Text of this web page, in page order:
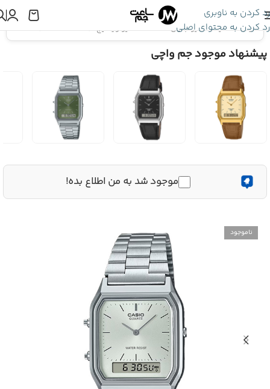
رد کردن به ناوبری
رد کردن به محتوای اصلی
اینجا هستید:کاسیو جنرال»ساعت کاسیو وینتیج CASIO AQ-230A-7AMQY
پیشنهاد موجود جم واچی
موجود شد به من اطلاع بده!
ناموجود